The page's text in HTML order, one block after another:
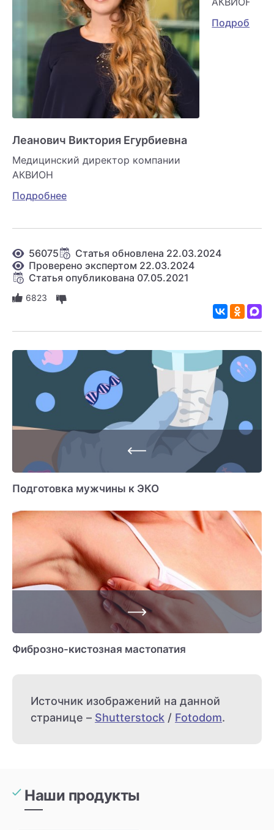
Леанович Виктория Егурбиевна
Медицинский директор компании
АКВИОН
Подробнее
Подробнее
56075
Статья обновлена 22.03.2024
Проверено экспертом 22.03.2024
Статья опубликована 07.05.2021
6823
Подготовка мужчины к ЭКО
Фиброзно-кистозная мастопатия
Источник изображений на данной
странице – Shutterstock / Fotodom.
Наши продукты